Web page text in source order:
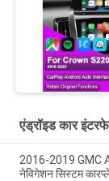
एंड्रॉइड कार
2016-2019 GMC
नेविगेशन सिस्टम